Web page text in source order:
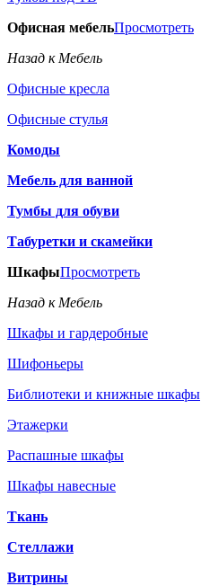
Офисная мебельПросмотреть
Назад к Мебель
Офисные кресла
Офисные стулья
Комоды
Мебель для ванной
Тумбы для обуви
Табуретки и скамейки
ШкафыПросмотреть
Назад к Мебель
Шкафы и гардеробные
Шифоньеры
Библиотеки и книжные шкафы
Этажерки
Распашные шкафы
Шкафы навесные
Ткань
Стеллажи
Витрины